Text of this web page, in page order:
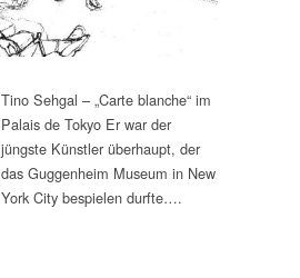
Tino Sehgal – „Carte blanche“ im
Palais de Tokyo Er war der
jüngste Künstler überhaupt, der
das Guggenheim Museum in New
York City bespielen durfte….